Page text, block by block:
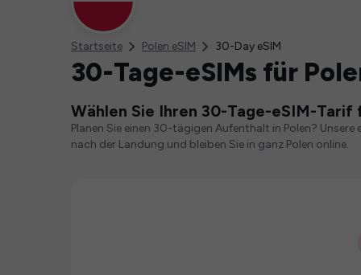
Startseite Polen eSIM 30-Day eSIM
30-Tage-eSIMs für
Wählen Sie Ihren 30-Tage-eSIM-Tarif
Planen Sie einen 30-tägigen Aufenthalt in Polen?
nach der Landung und bleiben Sie in ganz Polen online.